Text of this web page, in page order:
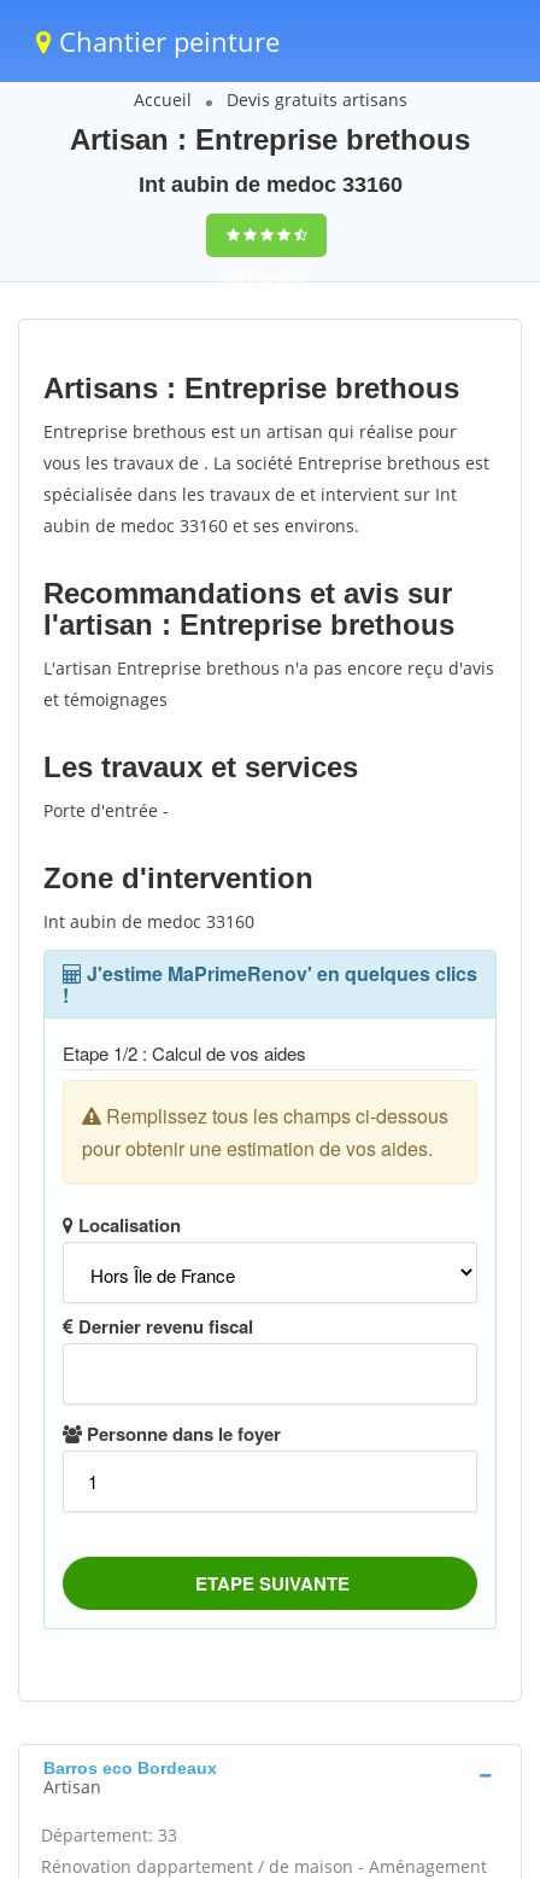
Chantier peinture
Accueil Devis gratuits artisans
Artisan : Entreprise brethous
Int aubin de medoc 33160
9,5(100%)72
votes
Artisans : Entreprise brethous
Entreprise brethous est un artisan qui réalise pour
vous les travaux de . La société Entreprise brethous est
spécialisée dans les travaux de et intervient sur Int
aubin de medoc 33160 et ses environs.
Recommandations et avis sur
l'artisan : Entreprise brethous
L'artisan Entreprise brethous n'a pas encore reçu d'avis
et témoignages
Les travaux et services
Porte d'entrée -
Zone d'intervention
Int aubin de medoc 33160
Barros eco Bordeaux
Artisan
Département: 33
Rénovation dappartement / de maison - Aménagement